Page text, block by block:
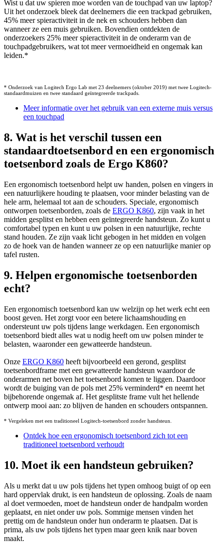
Wist u dat uw spieren moe worden van de touchpad van uw laptop?
Uit het onderzoek bleek dat deelnemers die een trackpad gebruiken,
45% meer spieractiviteit in de nek en schouders hebben dan
wanneer ze een muis gebruiken. Bovendien ontdekten de
onderzoekers 25% meer spieractiviteit in de onderarm van de
touchpadgebruikers, wat tot meer vermoeidheid en ongemak kan
leiden.*
* Onderzoek van Logitech Ergo Lab met 23 deelnemers (oktober 2019) met twee Logitech-
standaardmuizen en twee standaard geïntegreerde trackpads.
Meer informatie over het gebruik van een externe muis versus
een touchpad
8. Wat is het verschil tussen een
standaardtoetsenbord en een ergonomisch
toetsenbord zoals de Ergo K860?
Een ergonomisch toetsenbord helpt uw handen, polsen en vingers in
een natuurlijkere houding te plaatsen, voor minder belasting van de
hele arm, helemaal tot aan de schouders. Speciale, ergonomisch
ontworpen toetsenborden, zoals de ERGO K860, zijn vaak in het
midden gesplitst en hebben een geïntegreerde handsteun. Zo kunt u
comfortabel typen en kunt u uw polsen in een natuurlijke, rechte
stand houden. Ze zijn vaak licht gebogen in het midden en volgen
zo de hoek van de handen wanneer ze op een natuurlijke manier op
tafel rusten.
9. Helpen ergonomische toetsenborden
echt?
Een ergonomisch toetsenbord kan uw welzijn op het werk echt een
boost geven. Het zorgt voor een betere lichaamshouding en
ondersteunt uw pols tijdens lange werkdagen. Een ergonomisch
toetsenbord biedt alles wat u nodig heeft om uw polsen minder te
belasten, waaronder een gewatteerde handsteun.
Onze ERGO K860 heeft bijvoorbeeld een gerond, gesplitst
toetsenbordframe met een gewatteerde handsteun waardoor de
onderarmen net boven het toetsenbord komen te liggen. Daardoor
wordt de buiging van de pols met 25% verminderd* en neemt het
bijbehorende ongemak af. Het gesplitste frame vult het hellende
ontwerp mooi aan: zo blijven de handen en schouders ontspannen.
* Vergeleken met een traditioneel Logitech-toetsenbord zonder handsteun.
Ontdek hoe een ergonomisch toetsenbord zich tot een
traditioneel toetsenbord verhoudt
10. Moet ik een handsteun gebruiken?
Als u merkt dat u uw pols tijdens het typen omhoog buigt of op een
hard oppervlak drukt, is een handsteun de oplossing. Zoals de naam
al doet vermoeden, moet de handsteun onder de handpalm worden
geplaatst, en niet onder uw pols. Sommige mensen vinden het
prettig om de handsteun onder hun onderarm te plaatsen. Dat is
prima, als uw pols tijdens het typen maar geen knik naar boven
maakt.